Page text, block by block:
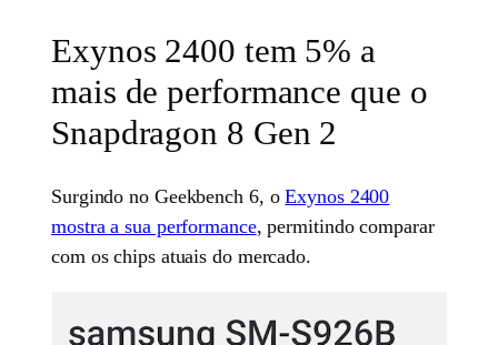
Exynos 2400 tem 5% a
mais de performance que o
Snapdragon 8 Gen 2
Surgindo no Geekbench 6, oExynos 2400
mostra a sua performance, permitindo comparar
com os chips atuais do mercado.